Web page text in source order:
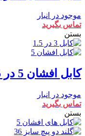
موجود در انبار
تماس بگیرید
بستن
کابل افشان 5 در 25 نوید
موجود در انبار
تماس بگیرید
بستن